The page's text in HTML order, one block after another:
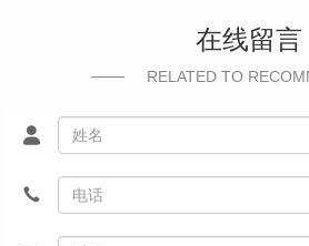
在线留言
RELATED TO